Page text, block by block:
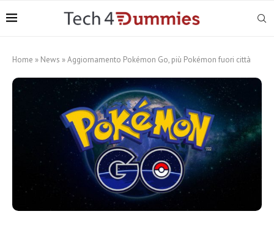
Home » News »Aggiornamento Pokémon Go, più Pokémon fuori città